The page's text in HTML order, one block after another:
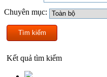
Chuyên mục:
Kết quả tìm kiếm